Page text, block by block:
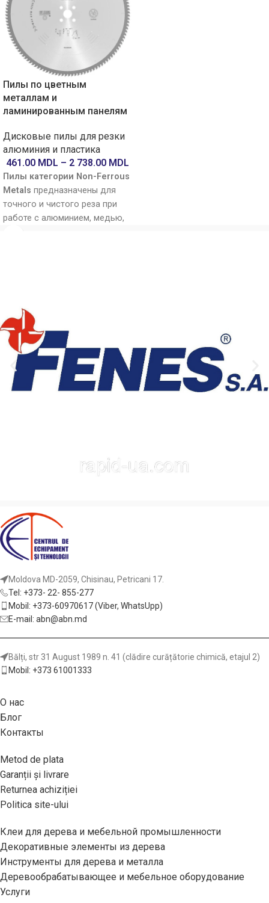
Пилы по цветным
металлам и
ламинированным панелям
Дисковые пилы для резки
алюминия и пластика
461.00 MDL – 2 738.00 MDL
Пилы категории Non-Ferrous
Metals предназначены для
точного и чистого реза при
работе с алюминием, медью,
заедание и образование
заусенцев, обеспечивая
безопасный и плавный рез.
Твёрдосплавные напайки
высокой твёрдости и
усиленное тело диска
пиление цветных металлов и
настольные пилы, а также
форматно-раскроечные
станки.
Обрабатываемые
материалы:алюминий, медь,
латунь, ПВХ и композитные
профили.
Сайт производителя:
https://www.cmtorangetools.com/eu-
en/industrial-saw-blades/non-
ferrous-metal-and-laminated-
Moldova MD-2059, Chisinau, Petricani 17.
Tel: +373- 22- 855-277
Mobil: +373-60970617 (Viber, WhatsUpp)
E-mail: abn@abn.md
Bălți, str 31 August 1989 n. 41 (clădire curățătorie chimică, etajul 2)
Mobil: +373 61001333
О нас
Блог
Контакты
Metod de plata
Garanții și livrare
Returnea achiziției
Politica site-ului
Клеи для дерева и мебельной промышленности
Декоративные элементы из дерева
Инструменты для дерева и металла
Деревообрабатывающее и мебельное оборудование
Услуги